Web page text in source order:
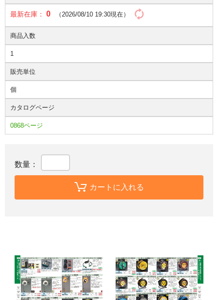
最新在庫： 0 （2026/08/10 19:30現在）
商品入数
1
販売単位
個
カタログページ
0868ページ
数量：
カートに入れる